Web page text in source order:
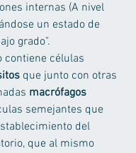
internas (A nivel
un estado de
grado".
contiene células
que junto con otras
macrófagos
semejantes que
del
que al mismo